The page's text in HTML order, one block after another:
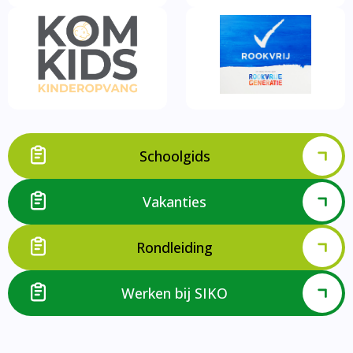
Schoolgids
Vakanties
Rondleiding
Werken bij SIKO